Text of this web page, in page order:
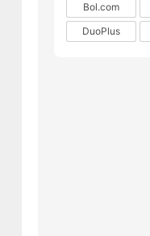
Bol.com
DuoPlus